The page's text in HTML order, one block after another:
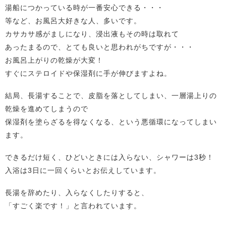
湯船につかっている時が一番安心できる・・・
等など、お風呂大好きな人、多いです。
カサカサ感がましになり、浸出液もその時は取れて
あったまるので、とても良いと思われがちですが・・・
お風呂上がりの乾燥が大変！
すぐにステロイドや保湿剤に手が伸びますよね。
結局、長湯することで、皮脂を落としてしまい、一層湯上りの
乾燥を進めてしまうので
保湿剤を塗らざるを得なくなる、という悪循環になってしまい
ます。
できるだけ短く、ひどいときには入らない、シャワーは3秒！
入浴は3日に一回くらいとお伝えしています。
長湯を辞めたり、入らなくしたりすると、
「すごく楽です！」と言われています。